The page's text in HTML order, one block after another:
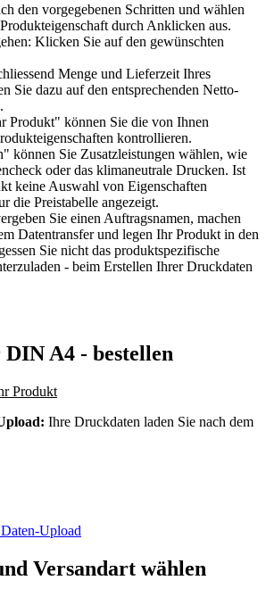
den vorgegebenen Schritten und wählen
durch Anklicken aus.
Klicken Sie auf den gewünschten
Menge und Lieferzeit Ihres
Sie dazu auf den entsprechenden Netto-
Produkt" können Sie die von Ihnen
kontrollieren.
können Sie Zusatzleistungen wählen, wie
oder das klimaneutrale Drucken. Ist
keine Auswahl von Eigenschaften
die Preistabelle angezeigt.
Sie einen Auftragsnamen, machen
Datentransfer und legen Ihr Produkt in den
Sie nicht das produktspezifische
- beim Erstellen Ihrer Druckdaten
A4 - bestellen
Produkt
Ihre Druckdaten laden Sie nach dem
Upload
Versandart wählen